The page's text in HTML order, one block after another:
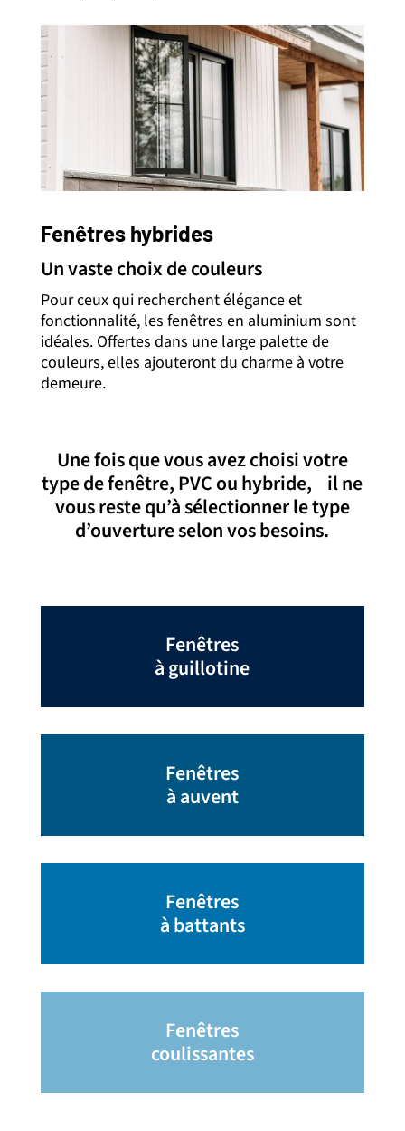
Fenêtres hybrides
Un vaste choix de couleurs
Pour ceux qui recherchent élégance et
fonctionnalité, les fenêtres en aluminium sont
idéales. Offertes dans une large palette de
couleurs, elles ajouteront du charme à votre
demeure.
Une fois que vous avez choisi votre
type de fenêtre, PVC ou hybride, il ne
vous reste qu’à sélectionner le type
d’ouverture selon vos besoins.
Fenêtres
à guillotine
Fenêtres
à auvent
Fenêtres
à battants
Fenêtres
coulissantes